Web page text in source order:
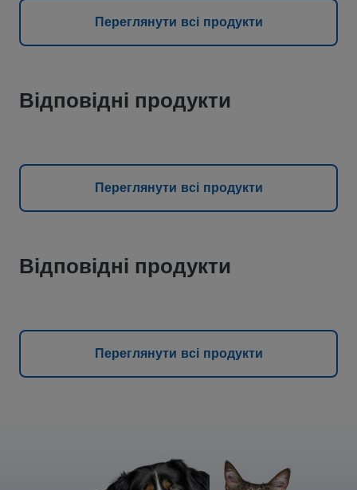
Переглянути всі продукти
Відповідні продукти
Переглянути всі продукти
Відповідні продукти
Переглянути всі продукти